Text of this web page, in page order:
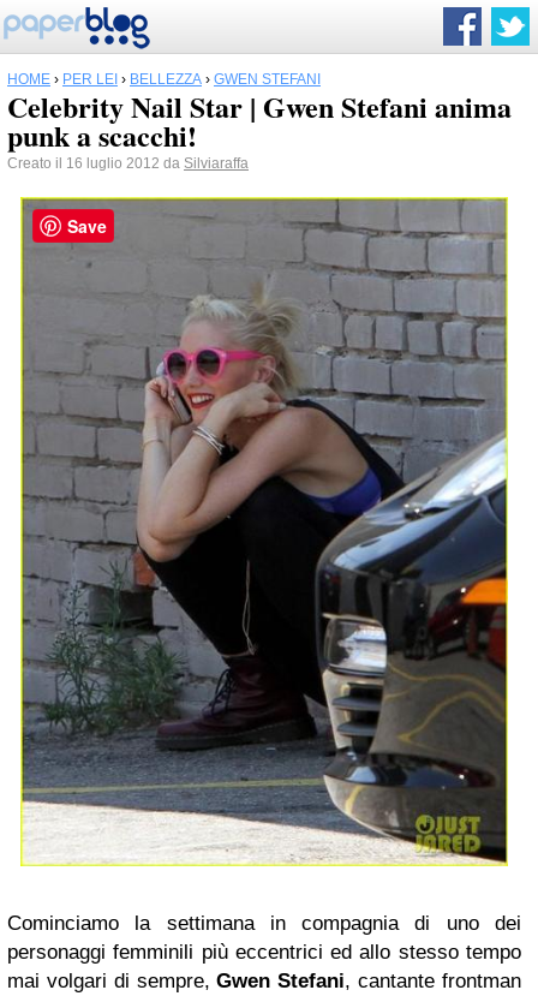
HOME › PER LEI › BELLEZZA › GWEN STEFANI
Celebrity Nail Star | Gwen Stefani anima
punk a scacchi!
Creato il 16 luglio 2012 da Silviaraffa
Cominciamo la settimana in compagnia di uno dei
personaggi femminili più eccentrici ed allo stesso tempo
mai volgari di sempre,Gwen Stefani, cantante frontman
Save